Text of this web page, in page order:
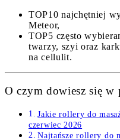
TOP10 najchętniej
Meteor,
TOP5 często
twarzy, szyi oraz
na cellulit.
O czym dowiesz się w
Jakie rollery do
czerwiec 2026
Najtańsze rollery do